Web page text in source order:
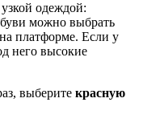
одеждой:
можно выбрать
платформе. Если у
него высокие
выберите красную